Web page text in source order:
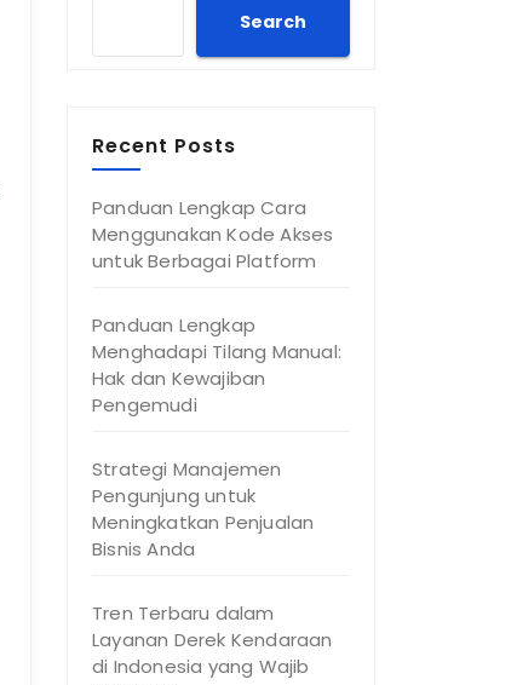
Search
Recent Posts
Panduan Lengkap Cara
Menggunakan Kode Akses
untuk Berbagai Platform
Panduan Lengkap
Menghadapi Tilang Manual:
Hak dan Kewajiban
Pengemudi
Strategi Manajemen
Pengunjung untuk
Meningkatkan Penjualan
Bisnis Anda
Tren Terbaru dalam
Layanan Derek Kendaraan
di Indonesia yang Wajib